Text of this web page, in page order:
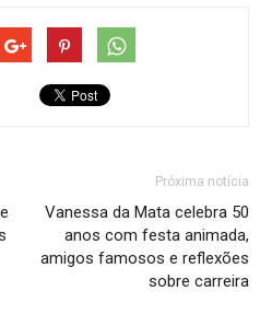
Próxima notícia
Vanessa da Mata celebra 50
anos com festa animada,
amigos famosos e reflexões
sobre carreira